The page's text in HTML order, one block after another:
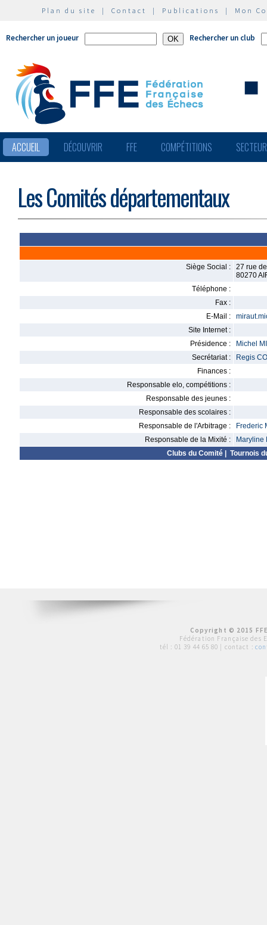
Plan du site | Contact | Publications | Mon
Rechercher un joueur Rechercher un club
ACCUEIL DÉCOUVRIR FFE COMPÉTITIONS
Les Comités départementaux
Siège Social :
27 rue
80270
Téléphone :
Fax :
E-Mail :
Site Internet :
Présidence :
Michel
Secrétariat :
Regis
Finances :
Responsable elo, compétitions :
Responsable des jeunes :
Responsable des scolaires :
Responsable de l'Arbitrage :
Frederic
Responsable de la Mixité :
Maryline
Clubs du Comité| Tournois
Copyright © 2015
Fédération Française des
tél : 01 39 44 65 80 | contact :